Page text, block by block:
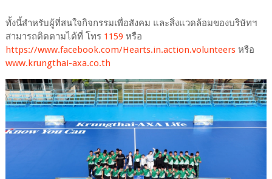
ทั้งนี้สำหรับผู้ที่สนใจกิจกรรมเพื่อสังคม และสิ่งแวดล้อมของบริษัทฯ
สามารถติดตามได้ที่ โทร 1159 หรือ
https://www.facebook.com/Hearts.in.action.volunteersหรือ
www.krungthai-axa.co.th